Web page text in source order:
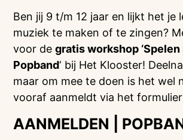
Ben jij 9 t/m 12 jaar en lijkt het je
muziek te maken of te zingen?
voor degratis workshop ‘Spelen
Popband‘ bij Het Klooster!
maar om mee te doen is het wel
vooraf aanmeldt via het
AANMELDEN |